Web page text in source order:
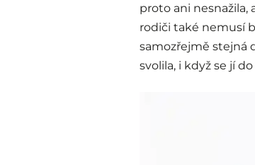
proto ani nesnažila,
rodiči také nemusí
samozřejmě stejná
svolila, i když se jí